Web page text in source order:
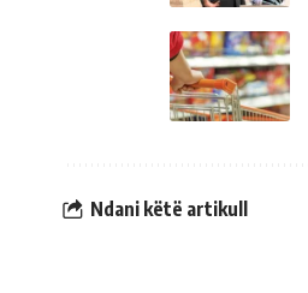
Ndani këtë artikull